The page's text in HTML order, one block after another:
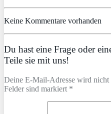
Keine Kommentare vorhanden
Du hast eine Frage oder
Teile sie mit uns!
Deine E-Mail-Adresse wird
Felder sind markiert *